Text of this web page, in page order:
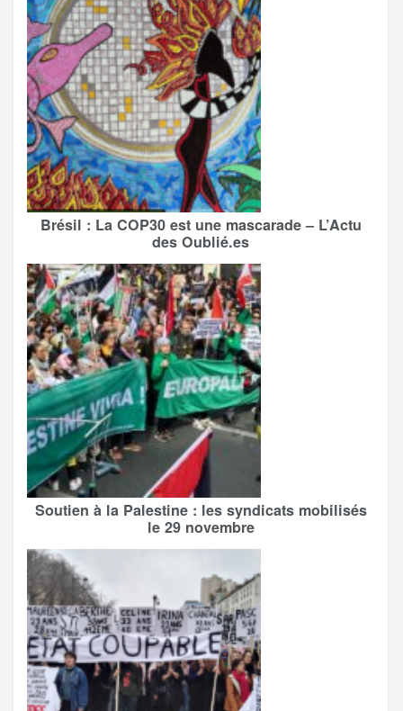
Brésil : La COP30 est une mascarade – L’Actu
des Oublié.es
Soutien à la Palestine : les syndicats mobilisés
le 29 novembre